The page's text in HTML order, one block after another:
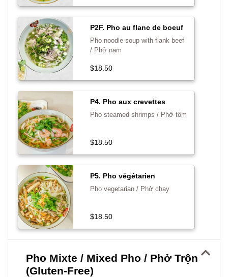
P2F. Pho au flanc de boeuf
Pho noodle soup with flank beef
/ Phở nạm
$18.50
P4. Pho aux crevettes
Pho steamed shrimps / Phở tôm
$18.50
P5. Pho végétarien
Pho vegetarian / Phở chay
$18.50
Pho Mixte / Mixed Pho / Phở Trộn
(Gluten-Free)